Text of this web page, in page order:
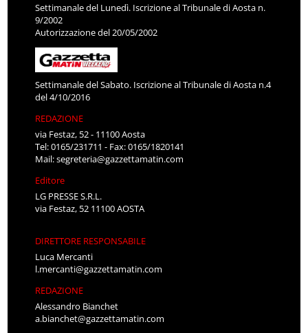
Settimanale del Lunedì. Iscrizione al Tribunale di Aosta n.
9/2002
Autorizzazione del 20/05/2002
Settimanale del Sabato. Iscrizione al Tribunale di Aosta n.4
del 4/10/2016
REDAZIONE
via Festaz, 52 - 11100 Aosta
Tel: 0165/231711 - Fax: 0165/1820141
Mail:segreteria@gazzettamatin.com
Editore
LG PRESSE S.R.L.
via Festaz, 52 11100 AOSTA
DIRETTORE RESPONSABILE
Luca Mercanti
l.mercanti@gazzettamatin.com
REDAZIONE
Alessandro Bianchet
a.bianchet@gazzettamatin.com